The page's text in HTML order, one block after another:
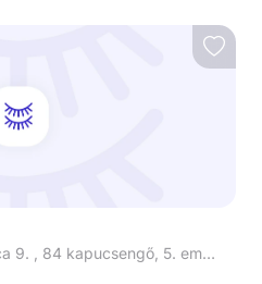
1134 Budapest, Taksony utca 9. , 84 kapucsengő, 5. emelet 510-es lakás